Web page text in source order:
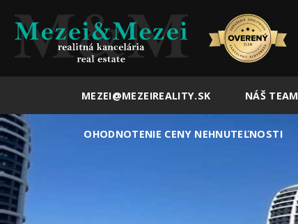
MEZEI@MEZEIREALITY.SK NÁŠ TEAM
OHODNOTENIE CENY NEHNUTEĽNOSTI